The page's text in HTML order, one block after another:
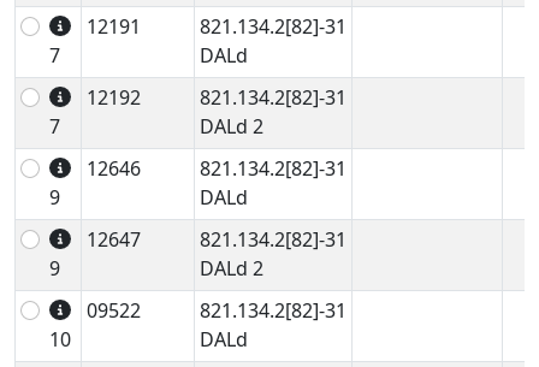
7
12191
821.134.2[82]-31
DALd
7
12192
821.134.2[82]-31
DALd 2
9
12646
821.134.2[82]-31
DALd
9
12647
821.134.2[82]-31
DALd 2
10
09522
821.134.2[82]-31
DALd